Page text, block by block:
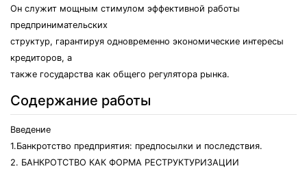
Он служит мощным стимулом эффективной работы
предпринимательских
структур, гарантируя одновременно экономические интересы
кредиторов, а
также государства как общего регулятора рынка.
Содержание работы
Введение
1.Банкротство предприятия: предпосылки и последствия.
2. БАНКРОТСТВО КАК ФОРМА РЕСТРУКТУРИЗАЦИИ